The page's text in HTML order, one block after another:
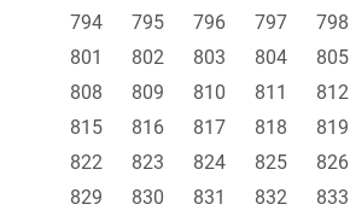
794
795 796 797 798
801
802 803 804 805
808
809 810 811 812
815
816 817 818 819
822
823 824 825 826
829
830 831 832 833